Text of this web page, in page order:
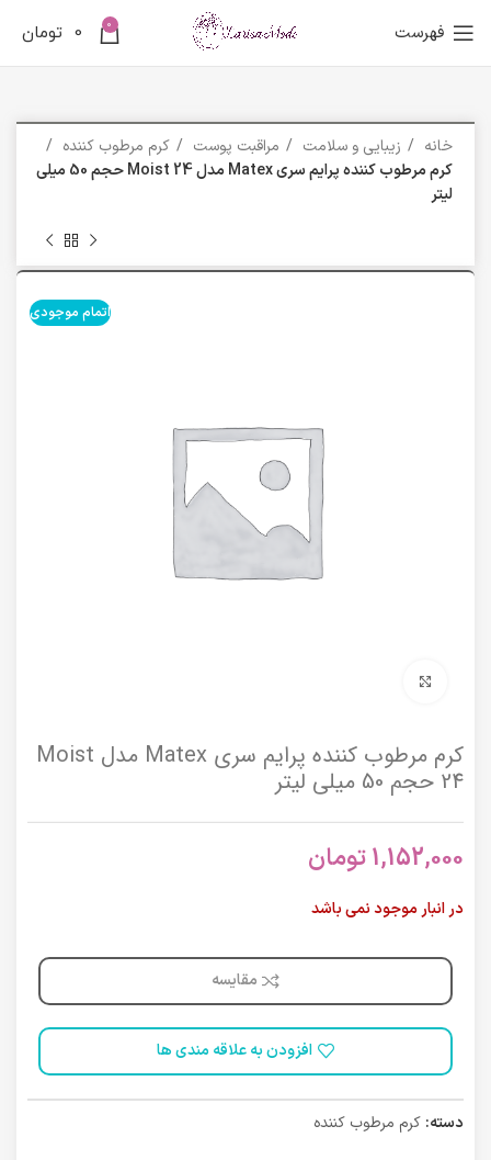
فهرست 0
0 تومان
خانه زیبایی و سلامت مراقبت پوست
کرم مرطوب کننده
کرم مرطوب کننده پرایم سری Matex مدل Moist 24 حجم 50 میلی
لیتر
اتمام موجودی
کرم مرطوب کننده پرایم سری Matex مدل Moist
24 حجم 50 میلی لیتر
1,152,000تومان
در انبار موجود نمی باشد
مقایسه
افزودن به علاقه مندی ها
دسته: کرم مرطوب کننده